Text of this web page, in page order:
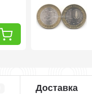
Доставка